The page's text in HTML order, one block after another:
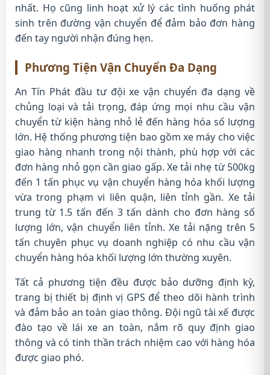
nhất. Họ cũng linh hoạt xử lý các tình huống phát
sinh trên đường vận chuyển để đảm bảo đơn hàng
đến tay người nhận đúng hẹn.
Phương Tiện Vận Chuyển Đa Dạng
An Tín Phát đầu tư đội xe vận chuyển đa dạng về
chủng loại và tải trọng, đáp ứng mọi nhu cầu vận
chuyển từ kiện hàng nhỏ lẻ đến hàng hóa số lượng
lớn. Hệ thống phương tiện bao gồm xe máy cho việc
giao hàng nhanh trong nội thành, phù hợp với các
đơn hàng nhỏ gọn cần giao gấp. Xe tải nhẹ từ 500kg
đến 1 tấn phục vụ vận chuyển hàng hóa khối lượng
vừa trong phạm vi liên quận, liên tỉnh gần. Xe tải
trung từ 1.5 tấn đến 3 tấn dành cho đơn hàng số
lượng lớn, vận chuyển liên tỉnh. Xe tải nặng trên 5
tấn chuyên phục vụ doanh nghiệp có nhu cầu vận
chuyển hàng hóa khối lượng lớn thường xuyên.
Tất cả phương tiện đều được bảo dưỡng định kỳ,
trang bị thiết bị định vị GPS để theo dõi hành trình
và đảm bảo an toàn giao thông. Đội ngũ tài xế được
đào tạo về lái xe an toàn, nắm rõ quy định giao
thông và có tinh thần trách nhiệm cao với hàng hóa
được giao phó.